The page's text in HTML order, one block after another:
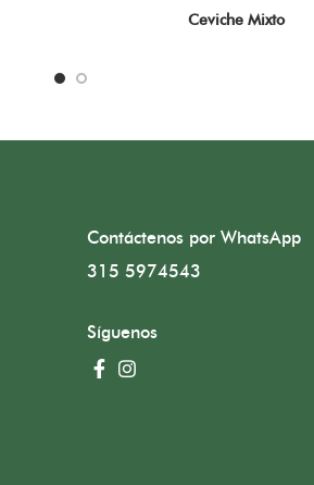
Ceviche Mixto
Contáctenos por WhatsApp
315 5974543
Síguenos